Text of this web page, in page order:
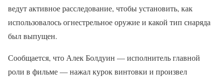
ведут активное расследование, чтобы установить, как
использовалось огнестрельное оружие и какой тип снаряда
был выпущен.
Сообщается, что Алек Болдуин — исполнитель главной
роли в фильме — нажал курок винтовки и произвел